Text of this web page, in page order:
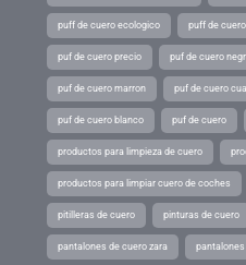
puff de cuero ecologico puff de
puf de cuero precio puf de cuero
puf de cuero marron puf de cuero
puf de cuero blanco puf de cuero
productos para limpieza de cuero
productos para limpiar cuero de coches
pitilleras de cuero pinturas de cuero
pantalones de cuero zara